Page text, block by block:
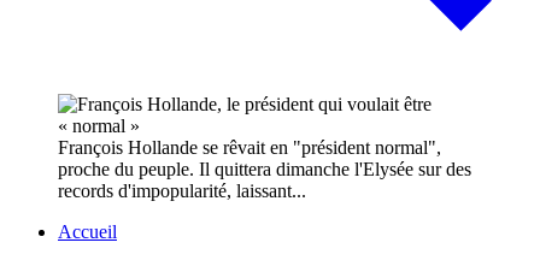
François Hollande se rêvait en "président normal",
proche du peuple. Il quittera dimanche l'Elysée sur des
records d'impopularité, laissant...
Accueil